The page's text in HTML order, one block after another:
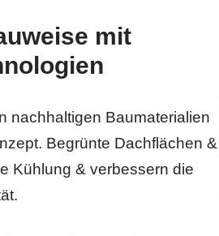
mit
nachhaltigen Baumaterialien
Begrünte Dachflächen &
Kühlung & verbessern die